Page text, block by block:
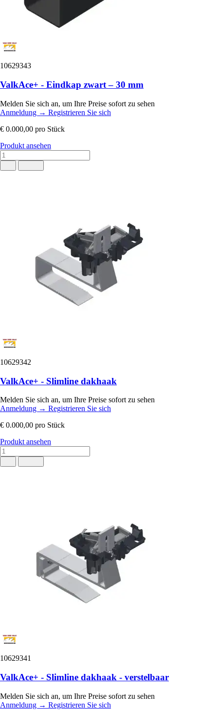
10629343
ValkAce+ - Eindkap zwart – 30 mm
Melden Sie sich an, um Ihre Preise sofort zu sehen
Anmeldung → Registrieren Sie sich
€ 0.000,00 pro Stück
Produkt ansehen
10629342
ValkAce+ - Slimline dakhaak
Melden Sie sich an, um Ihre Preise sofort zu sehen
Anmeldung → Registrieren Sie sich
€ 0.000,00 pro Stück
Produkt ansehen
10629341
ValkAce+ - Slimline dakhaak - verstelbaar
Melden Sie sich an, um Ihre Preise sofort zu sehen
Anmeldung → Registrieren Sie sich